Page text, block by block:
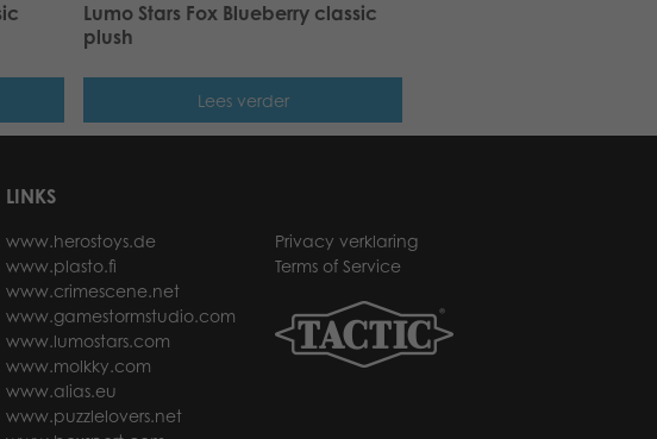
Lumo Stars Fox Blueberry classic
plush
Lees verder
LINKS
www.herostoys.de
www.plasto.fi
www.crimescene.net
www.gamestormstudio.com
www.lumostars.com
www.molkky.com
www.alias.eu
www.puzzlelovers.net
Privacy verklaring
Terms of Service